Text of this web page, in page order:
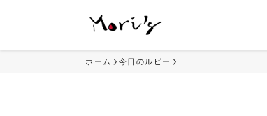
ホーム 今日のルビー